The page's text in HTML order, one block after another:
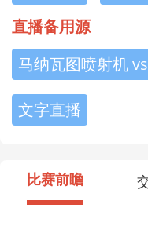
直播备用源
马纳瓦图喷射机
文字直播
比赛前瞻